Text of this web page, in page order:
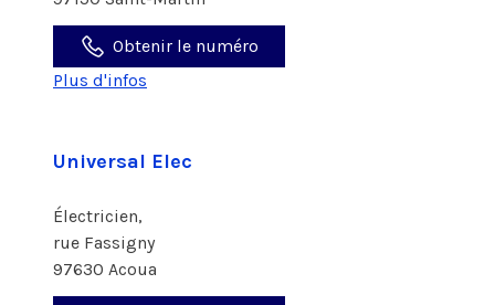
Obtenir le numéro
Plus d'infos
Universal Elec
Électricien,
rue Fassigny
97630 Acoua